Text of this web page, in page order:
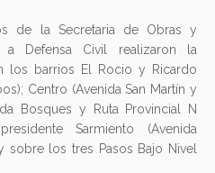
de la Secretaria de Obras y
a Defensa Civil realizaron la
los barrios El Rocio y Ricardo
Centro (Avenida San Martín y
Bosques y Ruta Provincial N
Sarmiento (Avenida
sobre los tres Pasos Bajo Nivel